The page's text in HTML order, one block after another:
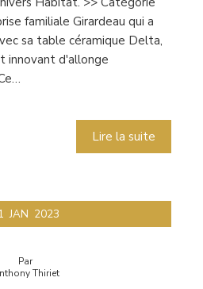
familiale Girardeau qui a
sa table céramique Delta,
innovant d'allonge
Lire la suite
JAN 2023
Par
Thiriet